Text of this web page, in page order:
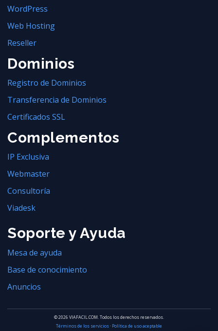
WordPress
Web Hosting
Reseller
Dominios
Registro de Dominios
Transferencia de Dominios
Certificados SSL
Complementos
IP Exclusiva
Webmaster
Consultoría
Viadesk
Soporte y Ayuda
Mesa de ayuda
Base de conocimiento
Anuncios
© 2026 VIAFACIL.COM. Todos los derechos reservados.
Términos de los servicios· Política de uso aceptable